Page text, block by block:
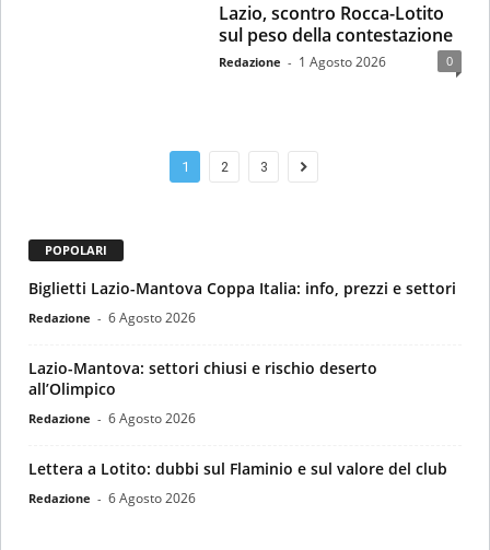
Lazio, scontro Rocca-Lotito
sul peso della contestazione
Redazione - 1 Agosto 2026 0
1 2 3
POPOLARI
Biglietti Lazio-Mantova Coppa Italia: info, prezzi e settori
Redazione - 6 Agosto 2026
Lazio-Mantova: settori chiusi e rischio deserto
all’Olimpico
Redazione - 6 Agosto 2026
Lettera a Lotito: dubbi sul Flaminio e sul valore del club
Redazione - 6 Agosto 2026